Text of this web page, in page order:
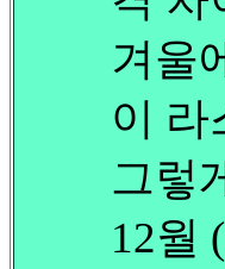
겨울
이 라
그렇
12월